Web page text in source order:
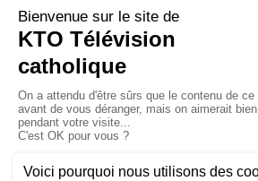
Les reportages
La visite pastorale
XIV à Assise à
jeudi 6 août
Le pape en